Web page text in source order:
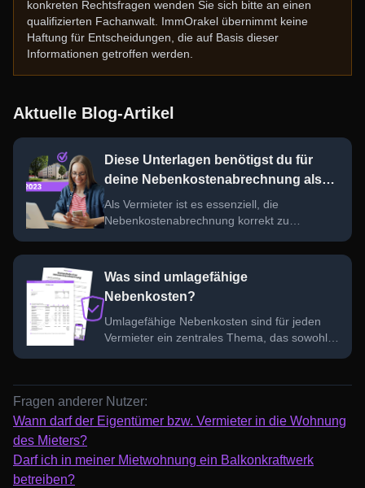
konkreten Rechtsfragen wenden Sie sich bitte an einen
qualifizierten Fachanwalt. ImmOrakel übernimmt keine
Haftung für Entscheidungen, die auf Basis dieser
Informationen getroffen werden.
Aktuelle Blog-Artikel
Diese Unterlagen benötigst du für
deine Nebenkostenabrechnung als
Vermieter
Als Vermieter ist es essenziell, die
Nebenkostenabrechnung korrekt zu
Checkliste der wichtigsten Unterlagen und
Tipps, um Fehler zu vermeiden und den
Überblick zu behalten.
Was sind umlagefähige
Nebenkosten?
Umlagefähige Nebenkosten sind für jeden
Vermieter ein zentrales Thema, das sowohl
umgelegt werden und wie funktioniert das?
Fragen anderer Nutzer:
Wann darf der Eigentümer bzw. Vermieter in die Wohnung
des Mieters?
Darf ich in meiner Mietwohnung ein Balkonkraftwerk
betreiben?